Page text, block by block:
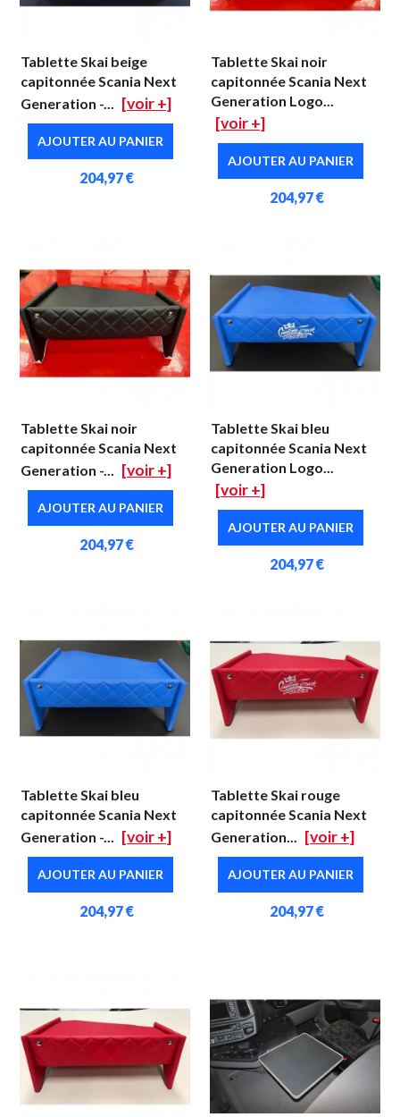
Tablette Skai beige
capitonnée Scania Next
Generation -... [voir +]
AJOUTER AU PANIER
204,97 €
Tablette Skai noir
capitonnée Scania Next
Generation Logo...
[voir +]
AJOUTER AU PANIER
204,97 €
Tablette Skai noir
capitonnée Scania Next
Generation -... [voir +]
AJOUTER AU PANIER
204,97 €
Tablette Skai bleu
capitonnée Scania Next
Generation Logo...
[voir +]
AJOUTER AU PANIER
204,97 €
Tablette Skai bleu
capitonnée Scania Next
Generation -... [voir +]
AJOUTER AU PANIER
204,97 €
Tablette Skai rouge
capitonnée Scania Next
Generation... [voir +]
AJOUTER AU PANIER
204,97 €